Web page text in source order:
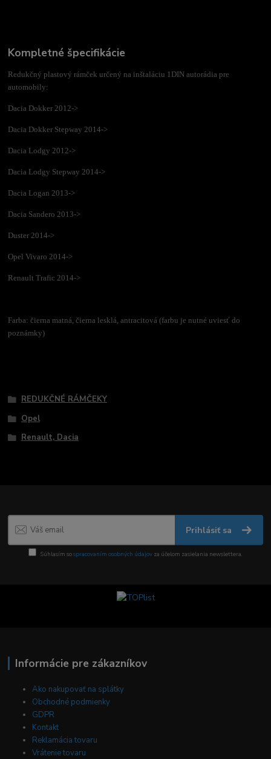
Kompletné špecifikácie
Redukčný plastový rámček určený na inštaláciu 1DIN autorádia pre
automobily:
Dacia Dokker 2012->
Dacia Dokker Stepway 2014->
Dacia Lodgy 2012->
Dacia Lodgy Stepway 2014->
Dacia Logan 2013->
Dacia Sandero 2013->
Duster 2014->
Opel Vivaro 2014->
Renault Trafic 2014->
Farba: čierna matná, čierna lesklá, antracitová (farbu je nutné uviesť do
poznámky)
REDUKČNÉ RÁMČEKY
Opel
Renault, Dacia
Prihlásiť sa
Súhlasím sospracovaním osobných údajov za účelom zasielania newslettera.
Informácie pre zákazníkov
Ako nakupovať na splátky
Obchodné podmienky
GDPR
Kontakt
Reklamácia tovaru
Vrátenie tovaru